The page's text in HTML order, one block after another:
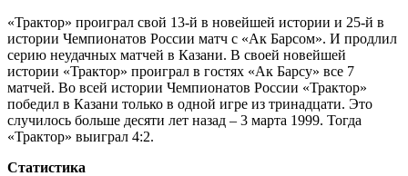
«Трактор» проиграл свой 13-й в новейшей истории и 25-й в
истории Чемпионатов России матч с «Ак Барсом». И продлил
серию неудачных матчей в Казани. В своей новейшей
истории «Трактор» проиграл в гостях «Ак Барсу» все 7
матчей. Во всей истории Чемпионатов России «Трактор»
победил в Казани только в одной игре из тринадцати. Это
случилось больше десяти лет назад – 3 марта 1999. Тогда
«Трактор» выиграл 4:2.
Статистика